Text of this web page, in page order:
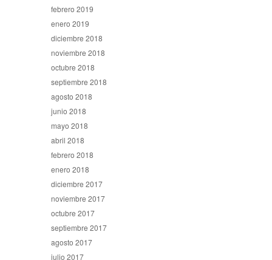
febrero 2019
enero 2019
diciembre 2018
noviembre 2018
octubre 2018
septiembre 2018
agosto 2018
junio 2018
mayo 2018
abril 2018
febrero 2018
enero 2018
diciembre 2017
noviembre 2017
octubre 2017
septiembre 2017
agosto 2017
julio 2017